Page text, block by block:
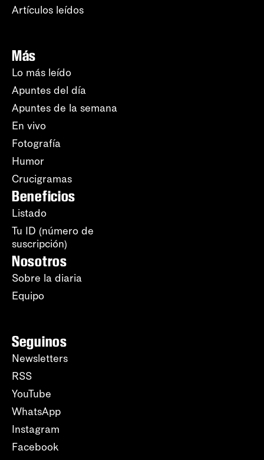
Artículos leídos
Más
Lo más leído
Apuntes del día
Apuntes de la semana
En vivo
Fotografía
Humor
Crucigramas
Beneficios
Listado
Tu ID (número de
suscripción)
Nosotros
Sobre la diaria
Equipo
Seguinos
Newsletters
RSS
YouTube
WhatsApp
Instagram
Facebook